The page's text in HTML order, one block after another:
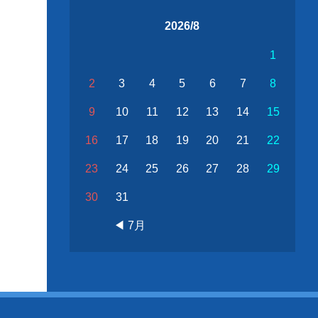
2026/8
1
2 3 4 5 6 7 8
9 10 11 12 13 14 15
16 17 18 19 20 21 22
23 24 25 26 27 28 29
30 31
◀ 7月